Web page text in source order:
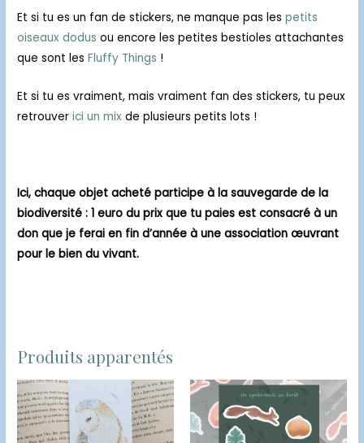
Et si tu es un fan de stickers, ne manque pas lespetits
oiseaux dodus ou encore les petites bestioles attachantes
que sont lesFluffy Things !
Et si tu es vraiment, mais vraiment fan des stickers, tu peux
retrouverici un mix de plusieurs petits lots !
Ici, chaque objet acheté participe à la sauvegarde de la
biodiversité : 1 euro du prix que tu paies est consacré à un
don que je ferai en fin d’année à une association œuvrant
pour le bien du vivant.
Produits apparentés